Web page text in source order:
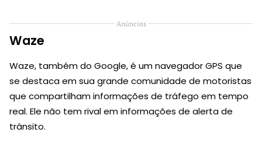
Anúncios
Waze
Waze, também do Google, é um navegador GPS que
se destaca em sua grande comunidade de motoristas
que compartilham informações de tráfego em tempo
real. Ele não tem rival em informações de alerta de
trânsito.